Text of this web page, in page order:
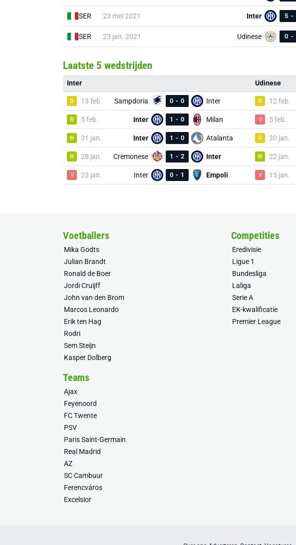
SER 23 mei 2021 Inter 5 -
SER 23 jan. 2021 Udinese 0 -
Laatste 5 wedstrijden
Inter
G 13 feb. Sampdoria 0 - 0 Inter
W 5 feb. Inter 1 - 0 Milan
W 31 jan. Inter 1 - 0 Atalanta
W 28 jan. Cremonese 1 - 2 Inter
V 23 jan. Inter 0 - 1 Empoli
Udinese
G 12 feb.
V 5 feb.
G 30 jan.
W 22 jan.
V 15 jan.
Voetballers
Mika Godts
Julian Brandt
Ronald de Boer
Jordi Cruijff
John van den Brom
Marcos Leonardo
Erik ten Hag
Rodri
Sem Steijn
Kasper Dolberg
Competities
Eredivisie
Ligue 1
Bundesliga
Laliga
Serie A
EK-kwalificatie
Premier League
Teams
Ajax
Feyenoord
FC Twente
PSV
Paris Saint-Germain
Real Madrid
AZ
SC Cambuur
Ferencváros
Excelsior